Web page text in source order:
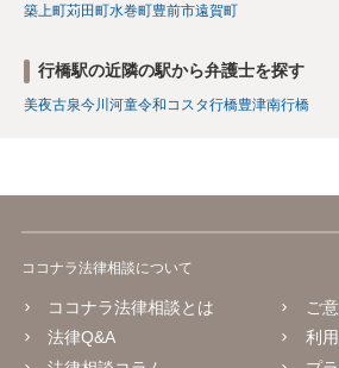
築上町苅田町水巻町豊前市遠賀町
行橋駅の近隣の駅から弁護士を探す
美夜古泉今川河童令和コスタ行橋豊津南行橋
ココナラ法律相談について
ココナラ法律相談とは
法律Q&A
ご
利